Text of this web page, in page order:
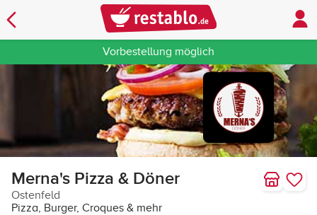
Vorbestellung möglich
Merna's Pizza & Döner
Ostenfeld
Pizza, Burger, Croques & mehr